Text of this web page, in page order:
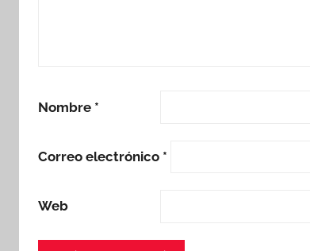
Nombre *
Correo electrónico *
Web